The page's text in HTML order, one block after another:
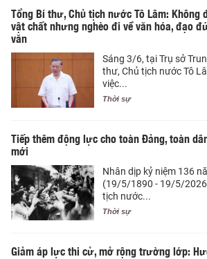
Tổng Bí thư, Chủ tịch nước Tô Lâm: Không
vật chất nhưng nghèo đi về văn hóa, đạo
văn
Sáng 3/6, tại Trụ sở
thư, Chủ tịch nước Tô
việc...
Thời sự
Tiếp thêm động lực cho toàn Đảng, toàn
mới
Nhân dịp kỷ niệm 136
(19/5/1890 - 19/5/
tịch nước...
Thời sự
Giảm áp lực thi cử, mở rộng trường lớp: